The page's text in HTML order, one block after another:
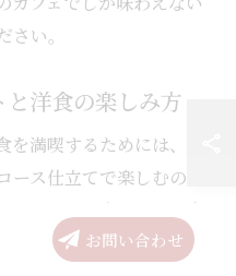
い。
洋食の楽しみ方
満喫するためには、ゆ
ス仕立てで楽しむのが
とに異なる春の味覚や食
す。例えば、前菜からデ
お問い合わせ